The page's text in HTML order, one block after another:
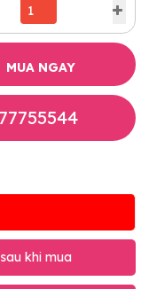
MUA NGAY
khi mua